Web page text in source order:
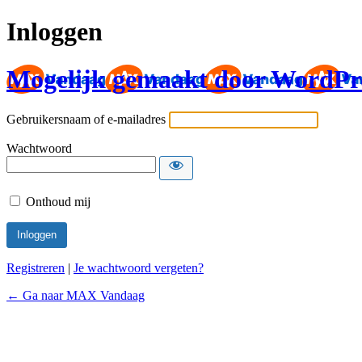
Inloggen
Mogelijk gemaakt door
Gebruikersnaam of e-mailadres
Wachtwoord
Onthoud mij
Registreren | Je wachtwoord vergeten?
← Ga naar MAX Vandaag